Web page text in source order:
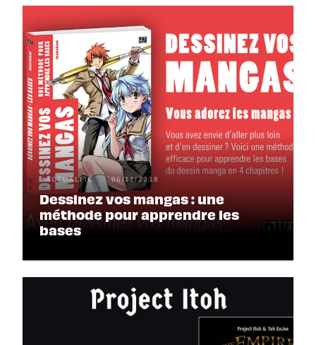
ACTUALITÉ 06/11/2018
Dessinez vos mangas : une
méthode pour apprendre les
bases